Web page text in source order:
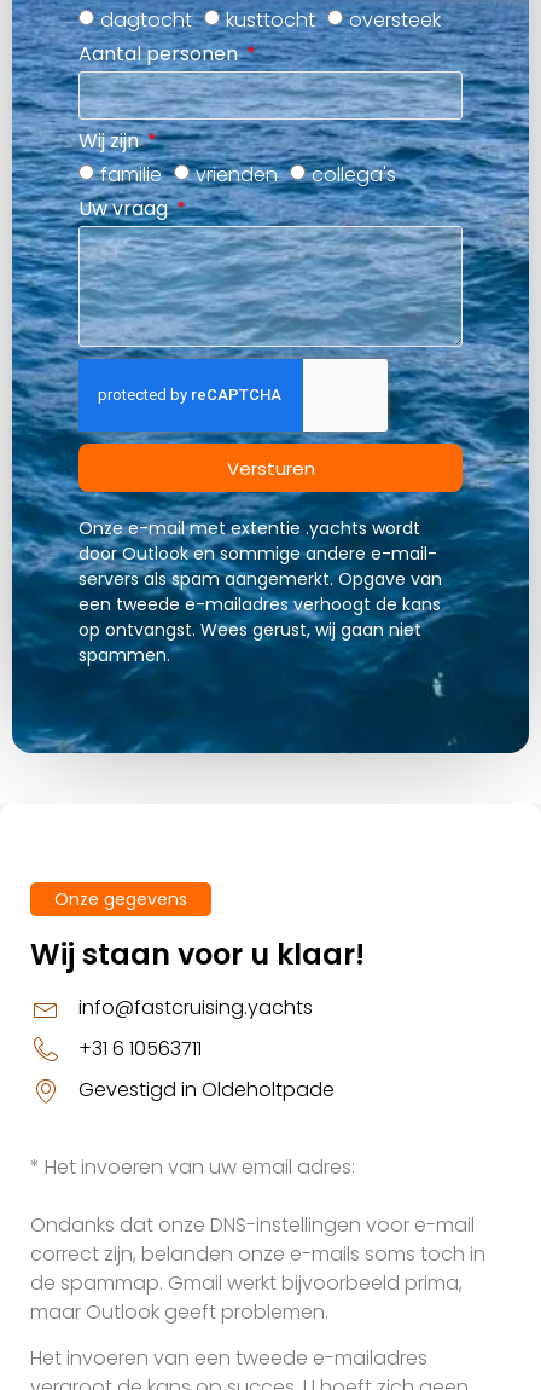
dagtocht
kusttocht
oversteek
Aantal personen
Wij zijn
familie
vrienden
collega's
Uw vraag
Versturen
Onze e-mail met extentie .yachts wordt
door Outlook en sommige andere e-mail-
servers als spam aangemerkt. Opgave van
een tweede e-mailadres verhoogt de kans
op ontvangst. Wees gerust, wij gaan niet
spammen.
Onze gegevens
Wij staan voor u klaar!
info@fastcruising.yachts
+31 6 10563711
Gevestigd in Oldeholtpade
* Het invoeren van uw email adres:
Ondanks dat onze DNS-instellingen voor e-mail
correct zijn, belanden onze e-mails soms toch in
de spammap. Gmail werkt bijvoorbeeld prima,
maar Outlook geeft problemen.
Het invoeren van een tweede e-mailadres